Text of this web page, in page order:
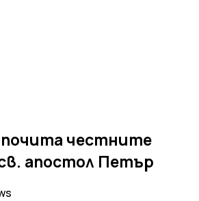
честните
апостол Петър